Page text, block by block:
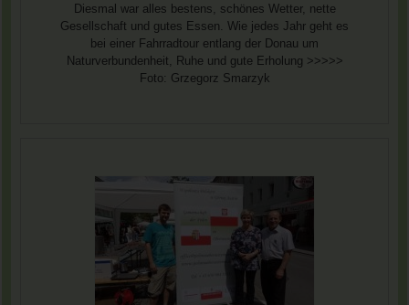
Diesmal war alles bestens, schönes Wetter, nette
Gesellschaft und gutes Essen. Wie jedes Jahr geht es
bei einer Fahrradtour entlang der Donau um
Naturverbundenheit, Ruhe und gute Erholung >>>>>
Foto: Grzegorz Smarzyk